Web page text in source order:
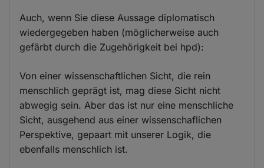
Auch, wenn Sie diese Aussage diplomatisch
wiedergegeben haben (möglicherweise auch
gefärbt durch die Zugehörigkeit bei hpd):
Von einer wissenschaftlichen Sicht, die rein
menschlich geprägt ist, mag diese Sicht nicht
abwegig sein. Aber das ist nur eine menschliche
Sicht, ausgehend aus einer wissenschaflichen
Perspektive, gepaart mit unserer Logik, die
ebenfalls menschlich ist.